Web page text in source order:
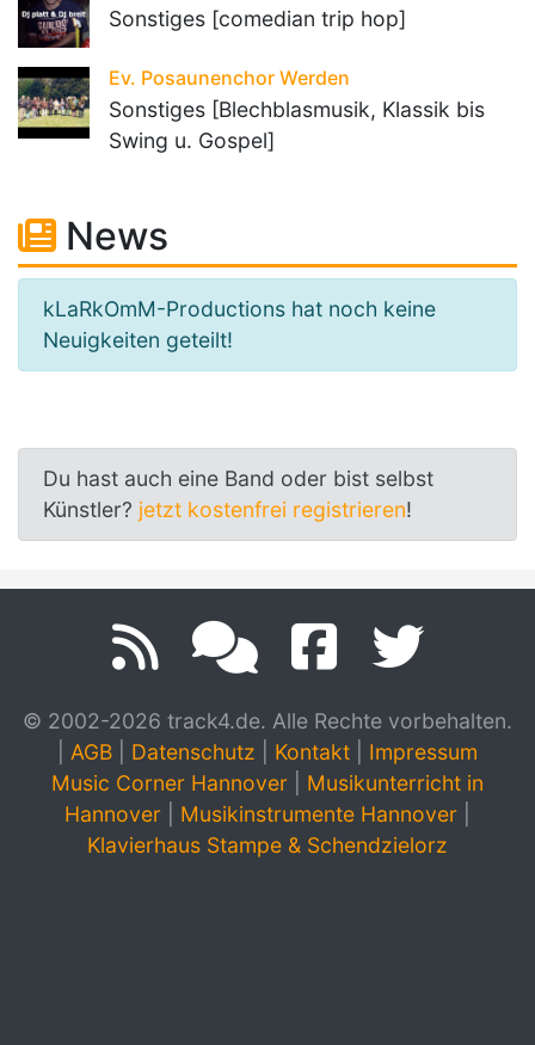
Sonstiges [comedian trip hop]
Ev. Posaunenchor Werden
Sonstiges [Blechblasmusik, Klassik bis
Swing u. Gospel]
News
kLaRkOmM-Productions hat noch keine
Neuigkeiten geteilt!
Du hast auch eine Band oder bist selbst
Künstler? jetzt kostenfrei registrieren!
© 2002-2026 track4.de. Alle Rechte vorbehalten.
AGB Datenschutz Kontakt
Impressum
Music Corner Hannover
Musikunterricht in
Hannover
Musikinstrumente Hannover
Klavierhaus Stampe & Schendzielorz